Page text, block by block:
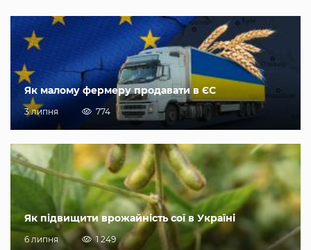
Як малому фермеру продавати в ЄС
3 липня 774
Як підвищити врожайність сої в Україні
6 липня 1 249